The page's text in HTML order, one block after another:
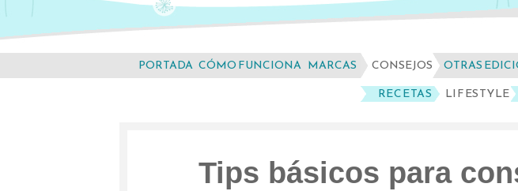
PORTADA CÓMO FUNCIONA MARCAS
CONSEJOS
RECETAS
LIFESTYLE
OTRAS
Tips básicos para